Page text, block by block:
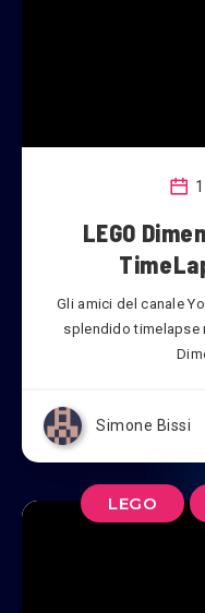
LEGO
Gli amici del canale
splendido timelapse
Simone Bissi
LEGO